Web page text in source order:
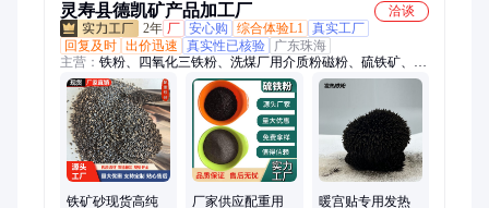
灵寿县德凯矿产品加工厂
洽谈
2年 厂 安心购 综合体验L1 真实工厂
回复及时 出价迅速 真实性已核验
广东珠海
主营： 铁粉、四氧化三铁粉、洗煤厂用介质粉磁粉、硫铁矿、还
原铁粉、一次还原铁粉、二次还原铁粉、钕铁硼磁粉、纸浆蛋
托、超细还原铁粉、生铁粉、发热铁粉、配重铁砂、雾化铁粉、
水处理磁粉、洗煤厂用介质粉、置换铜铁粉、脱氧剂用铁粉、环
保鸡蛋托、可降解防水鸡蛋托、抗压防震鸡蛋托盘、硫化铁、氧
化铁、赤铁粉、铸铁粉、钡铁氧体
铁矿砂现货高纯
厂家供应配重用
暖宫贴专用发热